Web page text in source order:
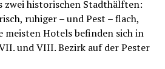
zwei historischen Stadthälften:
ruhiger – und Pest – flach,
meisten Hotels befinden sich in
und VIII. Bezirk auf der Pester